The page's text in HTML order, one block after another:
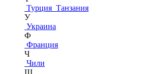
Турция Танзания
У
Украина
Ф
Франция
Ч
Чили
Ш